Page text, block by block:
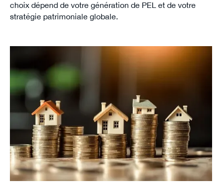
choix dépend de votre génération de PEL et de votre
stratégie patrimoniale globale.